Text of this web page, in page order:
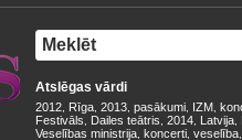
Atslēgas vārdi
2012 Rīga 2013 pasākumi IZM
Festivāls
Dailes teātris 2014 Latvija
Veselības ministrija koncerti veselība